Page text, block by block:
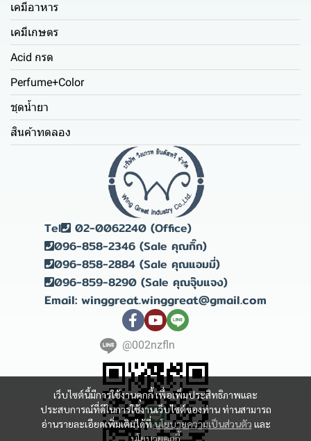
เว็บไซต์นี้มีการใช้งานคุกกี้ เพื่อเพิ่มประสิทธิภาพและ
ประสบการณ์ที่ดีในการใช้งานเว็บไซต์ของท่าน ท่านสามารถ
อ่านรายละเอียดเพิ่มเติมได้ที่นโยบายความเป็นส่วนตัว และ
นโยบายคุกกี้
เคมีอาหาร
เคมีเกษตร
Acid กรด
Perfume+Color
ชุดน้ำยา
สินค้าทดลอง
Tel
02-0062240 (Office)
096-858-2346 (Sale คุณกิ๊ก)
096-858-2884 (Sale คุณแอมมี่)
096-859-8290 (Sale คุณจุ๊บแจง)
Email: winggreat.winggreat@gmail.com
@002nzfln